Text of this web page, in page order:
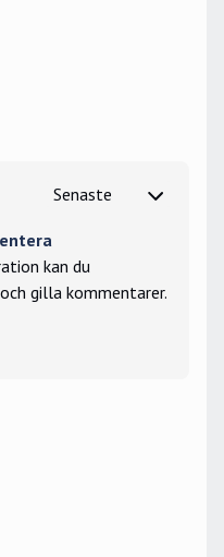
kan du
gilla kommentarer.